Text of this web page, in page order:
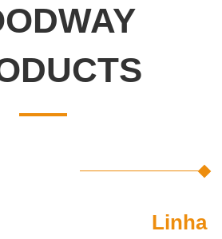
Linha